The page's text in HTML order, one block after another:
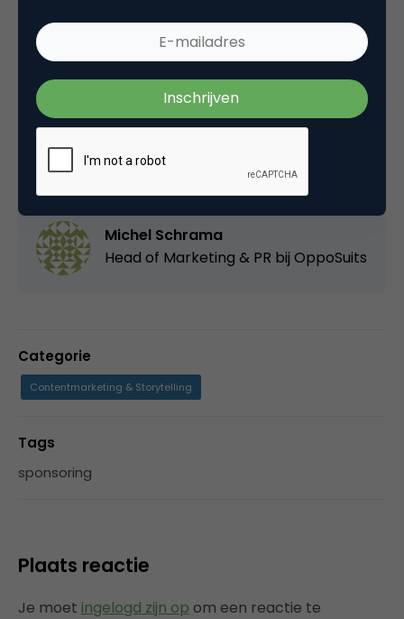
Deel dit artikel
Michel Schrama
Head of Marketing & PR bij OppoSuits
Categorie
Contentmarketing & Storytelling
Tags
sponsoring
Plaats reactie
Je moet ingelogd zijn op om een reactie te